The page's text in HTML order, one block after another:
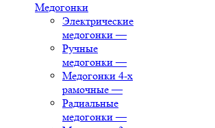
Медогонки
Электрические
медогонки —
Ручные
медогонки —
Медогонки 4-х
рамочные —
Радиальные
медогонки —